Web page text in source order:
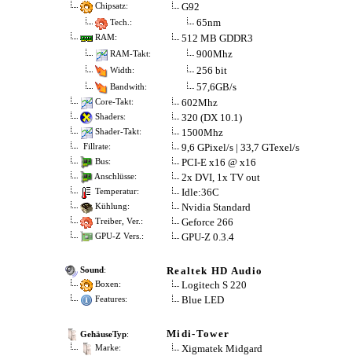
Chipsatz: G92
Tech.: 65nm
RAM: 512 MB GDDR3
RAM-Takt: 900Mhz
Width: 256 bit
Bandwith: 57,6GB/s
Core-Takt: 602Mhz
Shaders: 320 (DX 10.1)
Shader-Takt: 1500Mhz
Fillrate: 9,6 GPixel/s | 33,7 GTexel/s
Bus: PCI-E x16 @ x16
Anschlüsse: 2x DVI, 1x TV out
Temperatur: Idle:36C
Kühlung: Nvidia Standard
Treiber, Ver.: Geforce 266
GPU-Z Vers.: GPU-Z 0.3.4
Sound: Realtek HD Audio
Boxen: Logitech S 220
Features: Blue LED
GehäuseTyp: Midi-Tower
Marke: Xigmatek Midgard